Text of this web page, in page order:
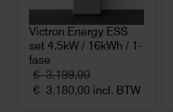
Victron Energy ESS
set 4.5kW / 16kWh / 1-
fase
€3.199,00
Oorspronkelijke
€ 3.180,00 Huidige
incl. BTW